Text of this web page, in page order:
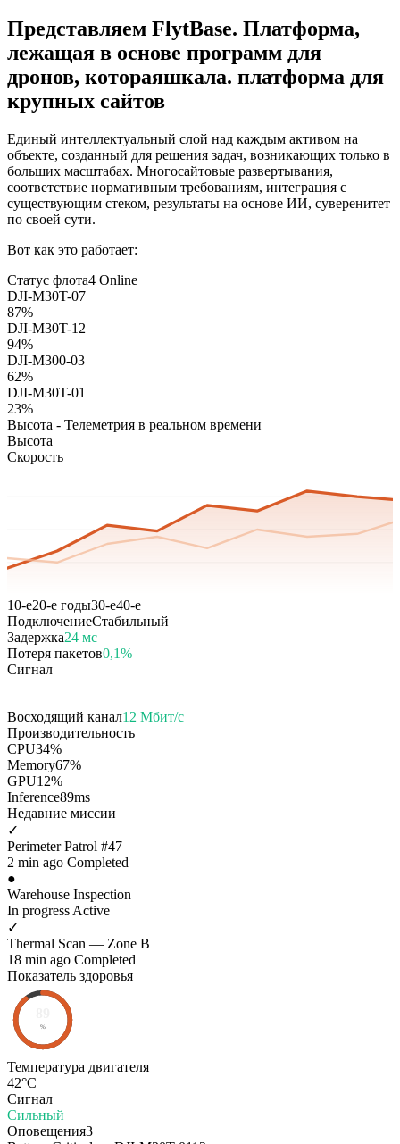
Представляем FlytBase. Платформа,
лежащая в основе программ для
дронов, котораяшкала. платформа для
крупных сайтов
Единый интеллектуальный слой над каждым активом на
объекте, созданный для решения задач, возникающих только в
больших масштабах. Многосайтовые развертывания,
соответствие нормативным требованиям, интеграция с
существующим стеком, результаты на основе ИИ, суверенитет
по своей сути.
Вот как это работает:
Статус флота4 Online
DJI-M30T-07
87%
DJI-M30T-12
94%
DJI-M300-03
62%
DJI-M30T-01
23%
Высота - Телеметрия в реальном времени
Высота
Скорость
10-е20-е годы30-е40-е
ПодключениеСтабильный
Задержка24 мс
Потеря пакетов0,1%
Сигнал
Восходящий канал12 Мбит/с
Производительность
CPU34%
Memory67%
GPU12%
Inference89ms
Недавние миссии
✓
Perimeter Patrol #47
2 min ago Completed
●
Warehouse Inspection
In progress Active
✓
Thermal Scan — Zone B
18 min ago Completed
Показатель здоровья
%
Температура двигателя
42°C
Сигнал
Сильный
Оповещения3